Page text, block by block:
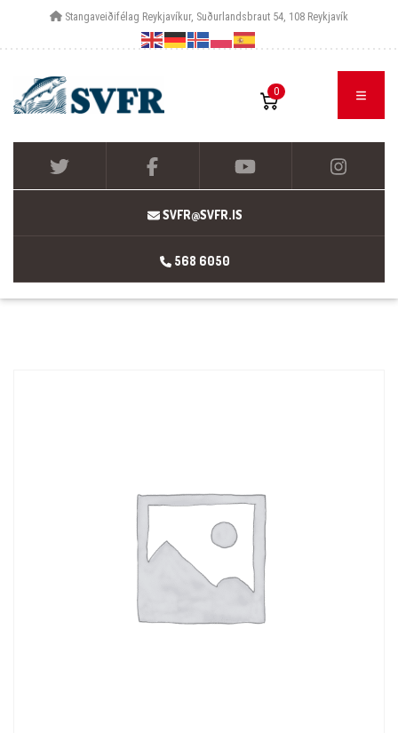
Stangaveiðifélag Reykjavíkur, Suðurlandsbraut 54, 108 Reykjavík
0
SVFR@SVFR.IS
568 6050